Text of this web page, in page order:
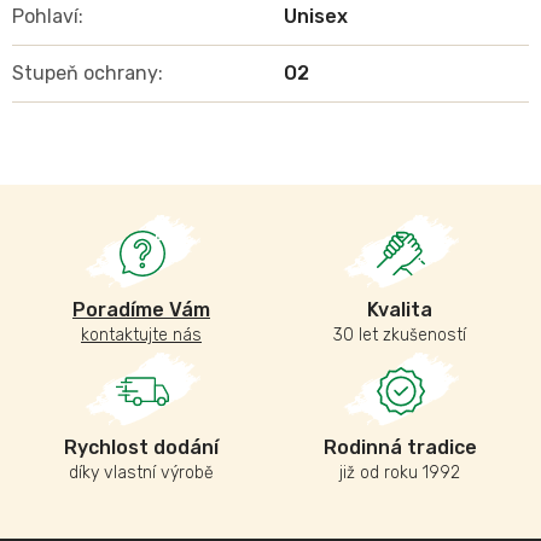
Poradíme Vám
kontaktujte nás
Kvalita
30 let zkušeností
Rychlost dodání
díky vlastní výrobě
Rodinná tradice
již od roku 1992
Pohlaví: Unisex
Stupeň ochrany: O2